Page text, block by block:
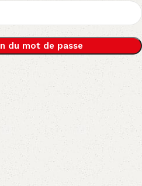
du mot de passe